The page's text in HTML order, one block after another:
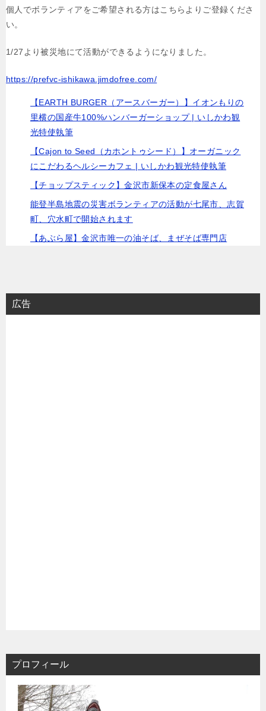
個人でボランティアをご希望される方はこちらよりご登録くださ
い。
1/27より被災地にて活動ができるようになりました。
https://prefvc-ishikawa.jimdofree.com/
【EARTH BURGER（アースバーガー）】イオンもりの
里横の国産牛100%ハンバーガーショップ | いしかわ観
光特使執筆
【Cajon to Seed（カホントゥシード）】オーガニック
にこだわるヘルシーカフェ | いしかわ観光特使執筆
【チョップスティック】金沢市新保本の定食屋さん
能登半島地震の災害ボランティアの活動が七尾市、志賀
町、穴水町で開始されます
【あぶら屋】金沢市唯一の油そば、まぜそば専門店
広告
プロフィール